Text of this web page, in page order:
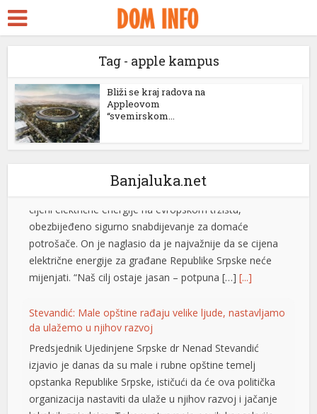
Escort
Seks
panel
panel
panel
panel
Tag - apple kampus
Bliži se kraj radova na
Appleovom
“svemirskom...
Banjaluka.net
Petrović tvrdi da snabdijavanje strujom nije ugroženo:
Generalni direktor “Elektroprivrede Republike
izuzetno nepovoljnoj hidrologiji,
dugotrajnom toplotnom talasu i visokoj
cijeni električne energije na evropskom tržištu,
obezbijeđeno sigurno snabdijevanje za domaće
električne energije za građane Republike Srpske neće
Stevandić: Male opštine rađaju velike ljude, nastavljamo
da ulažemo u njihov razvoj
Predsjednik Ujedinjene Srpske dr Nenad Stevandić
izjavio je danas da su male i rubne opštine temelj
organizacija nastaviti da ulaže u njihov razvoj i jačanje
lokalnih zajednica. Tokom otvaranja novih kancelarija
Ujedinjene Srpske u Kostajnici i Kozarskoj Dubici,
Stevandić je naglasio da je podrška manjim sredinama
jedan […] [...]